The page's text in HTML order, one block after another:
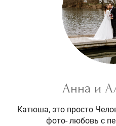
Анна и
Катюша, это просто
фото- любовь с